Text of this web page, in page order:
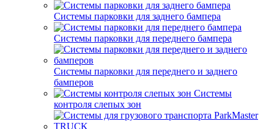
Системы парковки для заднего бампера
Системы парковки для переднего бампера
Системы парковки для переднего и заднего
бамперов
Системы
контроля слепых зон